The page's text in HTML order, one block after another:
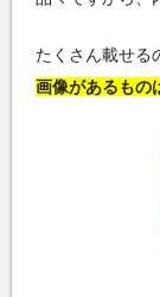
たくさん載せる
画像があるもの